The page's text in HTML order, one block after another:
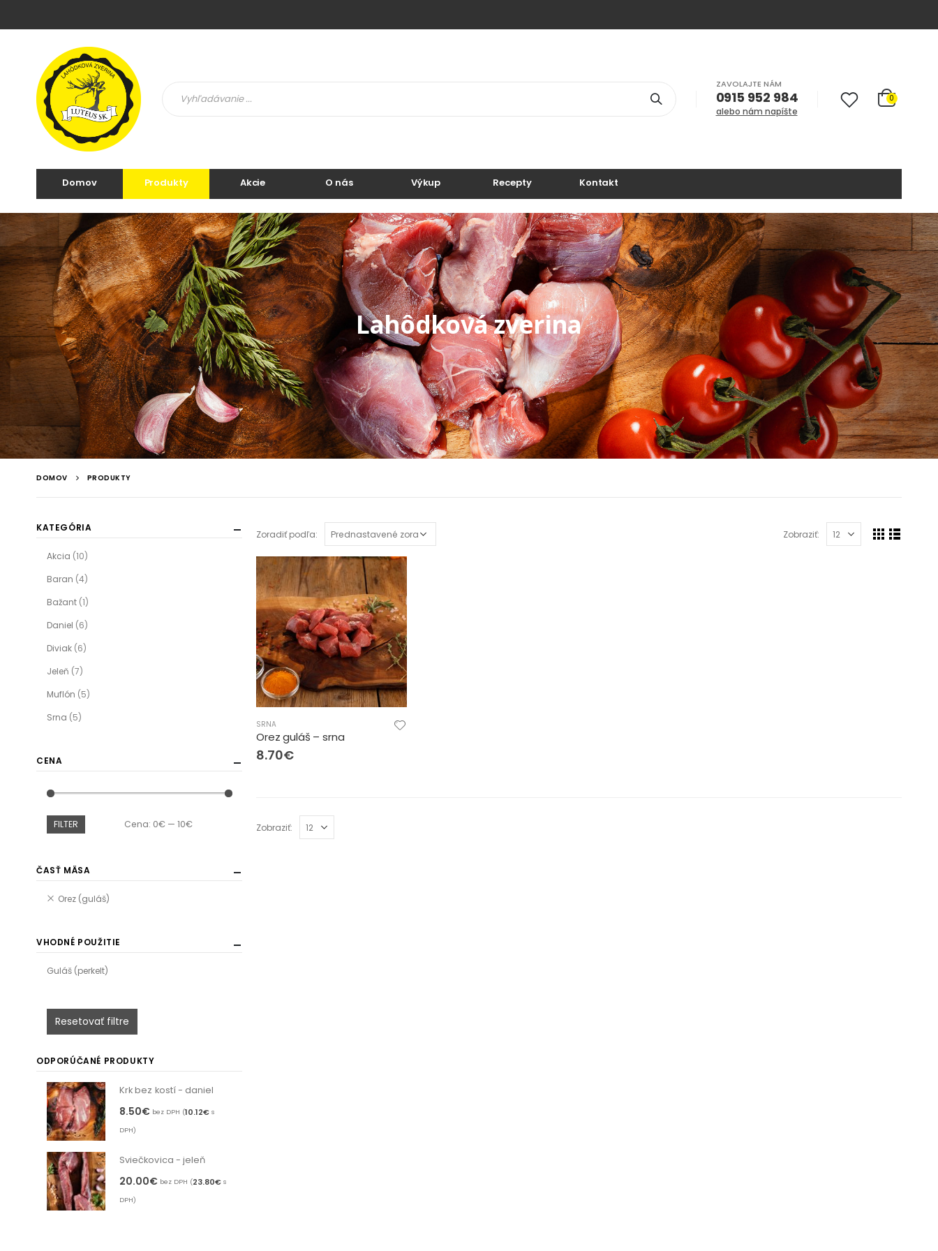
ZAVOLAJTE NÁM
0915 952 984
alebo nám napíšte
0
Domov Produkty Akcie O nás Výkup Recepty Kontakt
Lahôdková zverina
DOMOV PRODUKTY
Zoradiť podľa: Zobraziť:
SRNA
Orez guláš – srna
8.70€
Zobraziť:
KATEGÓRIA
Akcia (10)
Baran (4)
Bažant (1)
Daniel (6)
Diviak (6)
Jeleň (7)
Muflón (5)
Srna (5)
CENA
FILTER Cena: 0€— 10€
ČASŤ MÄSA
Orez (guláš)
VHODNÉ POUŽITIE
Guláš (perkelt)
Resetovať filtre
ODPORÚČANÉ PRODUKTY
Krk bez kostí - daniel
8.50€ bez DPH (10.12€ s
DPH)
Sviečkovica - jeleň
20.00€ bez DPH (23.80€ s
DPH)